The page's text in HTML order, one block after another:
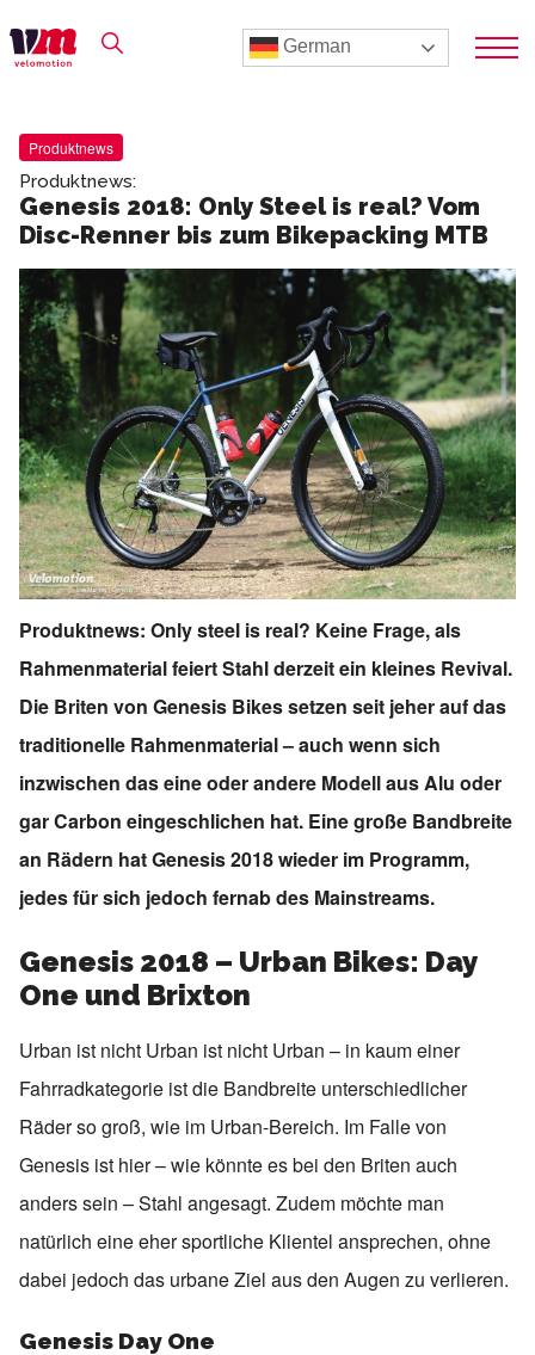
German
Produktnews
Produktnews:
Genesis 2018: Only Steel is real? Vom
Disc-Renner bis zum Bikepacking MTB
Produktnews: Only steel is real? Keine Frage, als
Rahmenmaterial feiert Stahl derzeit ein kleines Revival.
Die Briten von Genesis Bikes setzen seit jeher auf das
traditionelle Rahmenmaterial – auch wenn sich
inzwischen das eine oder andere Modell aus Alu oder
gar Carbon eingeschlichen hat. Eine große Bandbreite
an Rädern hat Genesis 2018 wieder im Programm,
jedes für sich jedoch fernab des Mainstreams.
Genesis 2018 – Urban Bikes: Day
One und Brixton
Urban ist nicht Urban ist nicht Urban – in kaum einer
Fahrradkategorie ist die Bandbreite unterschiedlicher
Räder so groß, wie im Urban-Bereich. Im Falle von
Genesis ist hier – wie könnte es bei den Briten auch
anders sein – Stahl angesagt. Zudem möchte man
natürlich eine eher sportliche Klientel ansprechen, ohne
dabei jedoch das urbane Ziel aus den Augen zu verlieren.
Genesis Day One